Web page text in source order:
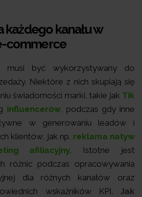
każdego kanału w
commerce
musi być wykorzystywany do
Niektóre z nich skupiają się
świadomości marki, takie jak Tik
influencerów, podczas gdy inne
w generowaniu leadów i
klientów, jak np. reklama natyw
afiliacyjny. Istotne jest
różnic podczas opracowywania
dla różnych kanałów oraz
wskaźników KPI. Jak